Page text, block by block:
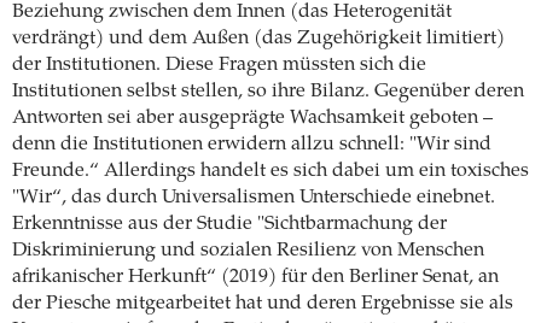
Beziehung zwischen dem Innen (das Heterogenität
verdrängt) und dem Außen (das Zugehörigkeit limitiert)
der Institutionen. Diese Fragen müssten sich die
Institutionen selbst stellen, so ihre Bilanz. Gegenüber deren
Antworten sei aber ausgeprägte Wachsamkeit geboten –
denn die Institutionen erwidern allzu schnell: "Wir sind
Freunde.“ Allerdings handelt es sich dabei um ein toxisches
"Wir“, das durch Universalismen Unterschiede einebnet.
Erkenntnisse aus der Studie "Sichtbarmachung der
Diskriminierung und sozialen Resilienz von Menschen
afrikanischer Herkunft“ (2019) für den Berliner Senat, an
der Piesche mitgearbeitet hat und deren Ergebnisse sie als